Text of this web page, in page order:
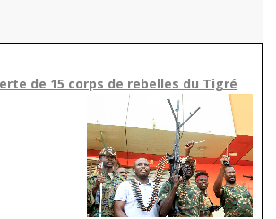
de 15 corps de rebelles du Tigré